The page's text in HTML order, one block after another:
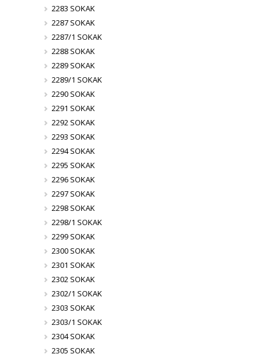
2283 SOKAK
2287 SOKAK
2287/1 SOKAK
2288 SOKAK
2289 SOKAK
2289/1 SOKAK
2290 SOKAK
2291 SOKAK
2292 SOKAK
2293 SOKAK
2294 SOKAK
2295 SOKAK
2296 SOKAK
2297 SOKAK
2298 SOKAK
2298/1 SOKAK
2299 SOKAK
2300 SOKAK
2301 SOKAK
2302 SOKAK
2302/1 SOKAK
2303 SOKAK
2303/1 SOKAK
2304 SOKAK
2305 SOKAK